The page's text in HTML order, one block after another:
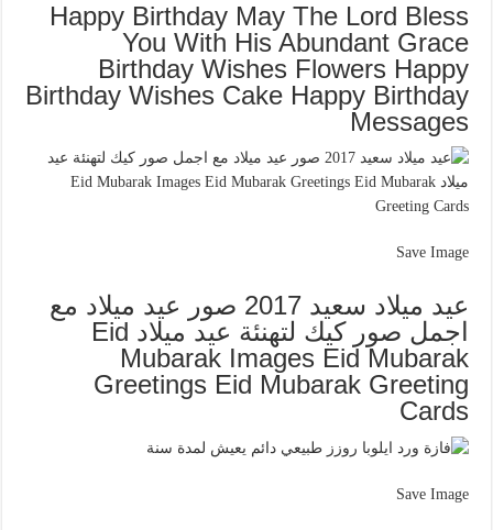
Happy Birthday May The Lord Bless
You With His Abundant Grace
Birthday Wishes Flowers Happy
Birthday Wishes Cake Happy Birthday
Messages
Save Image
عيد ميلاد سعيد 2017 صور عيد ميلاد مع
اجمل صور كيك لتهنئة عيد ميلاد Eid
Mubarak Images Eid Mubarak
Greetings Eid Mubarak Greeting
Cards
Save Image